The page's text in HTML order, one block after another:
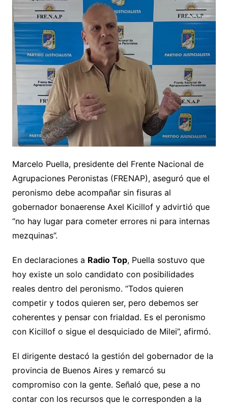
Marcelo Puella, presidente del Frente Nacional de
Agrupaciones Peronistas (FRENAP), aseguró que el
peronismo debe acompañar sin fisuras al
gobernador bonaerense Axel Kicillof y advirtió que
“no hay lugar para cometer errores ni para internas
mezquinas”.
En declaraciones a Radio Top, Puella sostuvo que
hoy existe un solo candidato con posibilidades
reales dentro del peronismo. “Todos quieren
competir y todos quieren ser, pero debemos ser
coherentes y pensar con frialdad. Es el peronismo
con Kicillof o sigue el desquiciado de Milei”, afirmó.
El dirigente destacó la gestión del gobernador de la
provincia de Buenos Aires y remarcó su
compromiso con la gente. Señaló que, pese a no
contar con los recursos que le corresponden a la